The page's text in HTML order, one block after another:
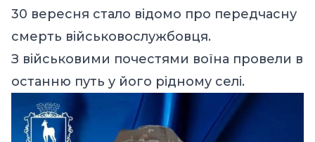
30 вересня стало відомо про передчасну
смерть військовослужбовця.
З військовими почестями воїна провели в
останню путь у його рідному селі.